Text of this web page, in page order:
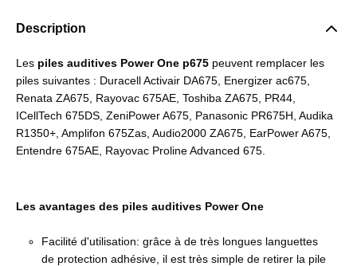
Description
Les piles auditives Power One p675 peuvent remplacer les
piles suivantes : Duracell Activair DA675, Energizer ac675,
Renata ZA675, Rayovac 675AE, Toshiba ZA675, PR44,
ICellTech 675DS, ZeniPower A675, Panasonic PR675H, Audika
R1350+, Amplifon 675Zas, Audio2000 ZA675, EarPower A675,
Entendre 675AE, Rayovac Proline Advanced 675.
Les avantages des piles auditives Power One
Facilité d'utilisation: grâce à de très longues languettes
de protection adhésive, il est très simple de retirer la pile